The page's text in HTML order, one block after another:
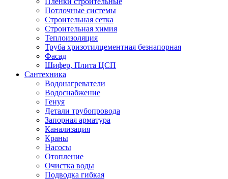
Потлочные системы
Строительная сетка
Строительная химия
Теплоизоляция
Труба хризотилцементная безнапорная
Фасад
Шифер, Плита ЦСП
Сантехника
Водонагреватели
Водоснабжение
Генуя
Детали трубопровода
Запорная арматура
Канализация
Краны
Насосы
Отопление
Очистка воды
Подводка гибкая